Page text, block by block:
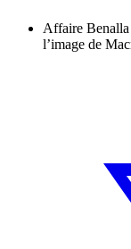
Affaire Benalla
l’image de